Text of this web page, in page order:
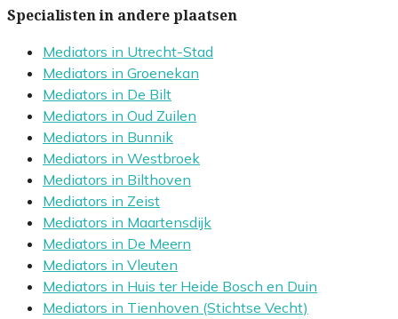
Specialisten in andere plaatsen
Mediators in Utrecht-Stad
Mediators in Groenekan
Mediators in De Bilt
Mediators in Oud Zuilen
Mediators in Bunnik
Mediators in Westbroek
Mediators in Bilthoven
Mediators in Zeist
Mediators in Maartensdijk
Mediators in De Meern
Mediators in Vleuten
Mediators in Huis ter Heide Bosch en Duin
Mediators in Tienhoven (Stichtse Vecht)